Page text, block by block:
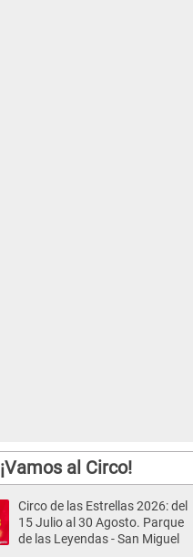
¡Vamos al Circo!
Circo de las Estrellas 2026: del
15 Julio al 30 Agosto. Parque
de las Leyendas - San Miguel